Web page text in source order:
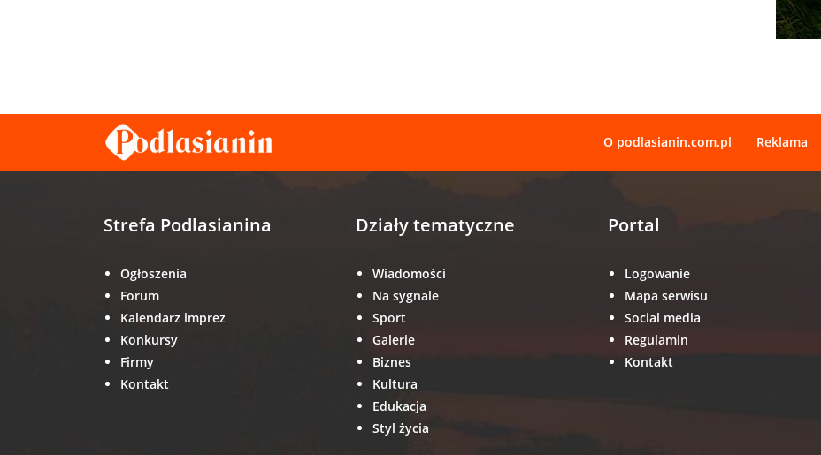
O podlasianin.com.pl Reklama
Strefa Podlasianina
Ogłoszenia
Forum
Kalendarz imprez
Konkursy
Firmy
Kontakt
Działy tematyczne
Wiadomości
Na sygnale
Sport
Galerie
Biznes
Kultura
Edukacja
Styl życia
Portal
Logowanie
Mapa serwisu
Social media
Regulamin
Kontakt